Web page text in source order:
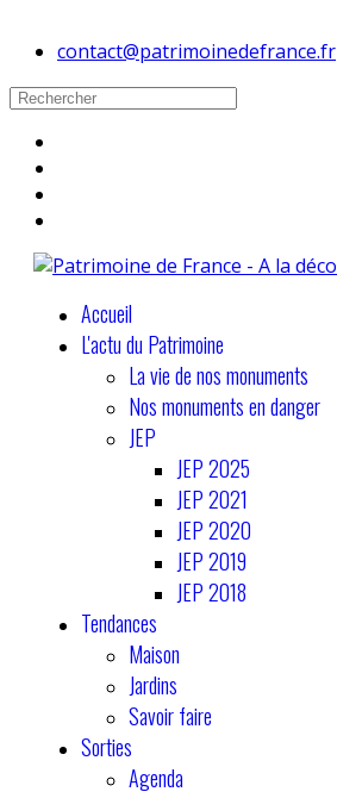
contact@patrimoinedefrance.fr
Accueil
L'actu du Patrimoine
La vie de nos monuments
Nos monuments en danger
JEP
JEP 2025
JEP 2021
JEP 2020
JEP 2019
JEP 2018
Tendances
Maison
Jardins
Savoir faire
Sorties
Agenda